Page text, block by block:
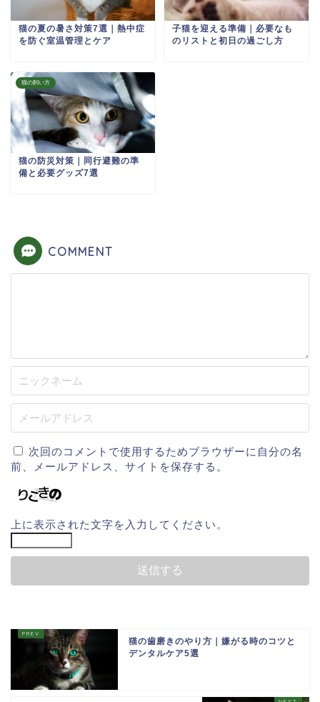
猫の夏の暑さ対策7選｜熱中症
を防ぐ室温管理とケア
子猫を迎える準備｜必要なも
のリストと初日の過ごし方
猫の飼い方
猫の防災対策｜同行避難の準
備と必要グッズ7選
COMMENT
次回のコメントで使用するためブラウザーに自分の名
前、メールアドレス、サイトを保存する。
上に表示された文字を入力してください。
猫の歯磨きのやり方｜嫌がる時のコツと
デンタルケア5選